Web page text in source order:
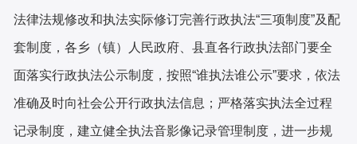
法律法规修改和执法实际修订完善行政执法“三项制度”及配
套制度，各乡（镇）人民政府、县直各行政执法部门要全
面落实行政执法公示制度，按照“谁执法谁公示”要求，依法
准确及时向社会公开行政执法信息；严格落实执法全过程
记录制度，建立健全执法音影像记录管理制度，进一步规